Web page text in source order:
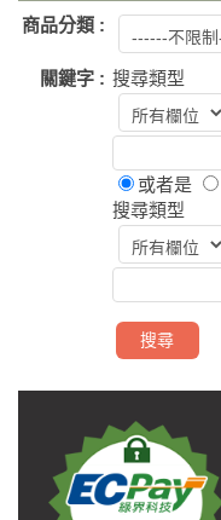
商品分類 :
關鍵字 : 搜尋類型
或者是
搜尋類型